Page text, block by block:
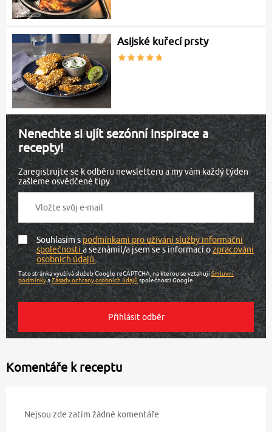
Asijské kuřecí prsty
Nenechte si ujít sezónní inspirace a
recepty!
Zaregistrujte se k odběru newsletteru a my vám každý týden
zašleme osvědčené tipy.
Souhlasím spodmínkami pro užívání služby informační
společnostia seznámil/a jsem se s informací ozpracování
osobních údajů.
Tato stránka využívá služeb Google reCAPTCHA, na kterou se vztahujíSmluvní
podmínkyaZásady ochrany osobních údajů společnosti Google.
Komentáře k receptu
Nejsou zde zatím žádné komentáře.